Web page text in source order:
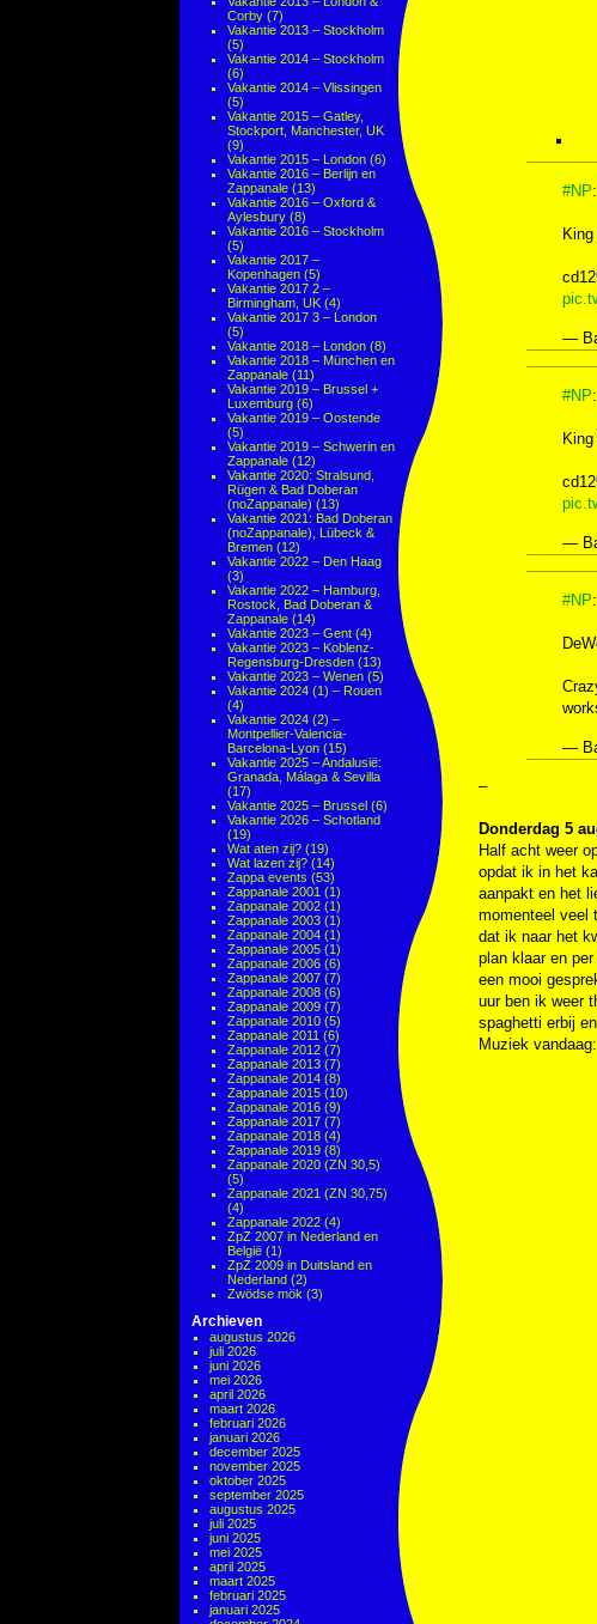
Corby (7)
Vakantie 2013 – Stockholm
(5)
Vakantie 2014 – Stockholm
(6)
Vakantie 2014 – Vlissingen
(5)
Vakantie 2015 – Gatley,
Stockport, Manchester, UK
(9)
Vakantie 2015 – London (6)
Vakantie 2016 – Berlijn en
Zappanale (13)
Vakantie 2016 – Oxford &
Aylesbury (8)
Vakantie 2016 – Stockholm
(5)
Vakantie 2017 –
Kopenhagen (5)
Vakantie 2017 2 –
Birmingham, UK (4)
Vakantie 2017 3 – London
(5)
Vakantie 2018 – London (8)
Vakantie 2018 – München en
Zappanale (11)
Vakantie 2019 – Brussel +
Luxemburg (6)
Vakantie 2019 – Oostende
(5)
Vakantie 2019 – Schwerin en
Zappanale (12)
Vakantie 2020: Stralsund,
Rügen & Bad Doberan
(noZappanale) (13)
Vakantie 2021: Bad Doberan
(noZappanale), Lübeck &
Bremen (12)
Vakantie 2022 – Den Haag
(3)
Vakantie 2022 – Hamburg,
Rostock, Bad Doberan &
Zappanale (14)
Vakantie 2023 – Gent (4)
Vakantie 2023 – Koblenz-
Regensburg-Dresden (13)
Vakantie 2023 – Wenen (5)
Vakantie 2024 (1) – Rouen
(4)
Vakantie 2024 (2) –
Montpellier-Valencia-
Barcelona-Lyon (15)
Vakantie 2025 – Andalusië:
Granada, Málaga & Sevilla
(17)
Vakantie 2025 – Brussel (6)
Vakantie 2026 – Schotland
(19)
Wat aten zij? (19)
Wat lazen zij? (14)
Zappa events (53)
Zappanale 2001 (1)
Zappanale 2002 (1)
Zappanale 2003 (1)
Zappanale 2004 (1)
Zappanale 2005 (1)
Zappanale 2006 (6)
Zappanale 2007 (7)
Zappanale 2008 (6)
Zappanale 2009 (7)
Zappanale 2010 (5)
Zappanale 2011 (6)
Zappanale 2012 (7)
Zappanale 2013 (7)
Zappanale 2014 (8)
Zappanale 2015 (10)
Zappanale 2016 (9)
Zappanale 2017 (7)
Zappanale 2018 (4)
Zappanale 2019 (8)
Zappanale 2020 (ZN 30,5)
(5)
Zappanale 2021 (ZN 30,75)
(4)
Zappanale 2022 (4)
ZpZ 2007 in Nederland en
België (1)
ZpZ 2009 in Duitsland en
Nederland (2)
Zwödse mök (3)
Archieven
augustus 2026
juli 2026
juni 2026
mei 2026
april 2026
maart 2026
februari 2026
januari 2026
december 2025
november 2025
oktober 2025
september 2025
augustus 2025
juli 2025
juni 2025
mei 2025
april 2025
maart 2025
februari 2025
januari 2025
#NP:
—
#NP:
—
#NP:
—
–
Donderdag 5
Half acht weer
opdat ik in het
aanpakt en het
momenteel veel
dat ik naar het
plan klaar en
een mooi
uur ben ik weer
spaghetti erbij
Muziek vandaag: